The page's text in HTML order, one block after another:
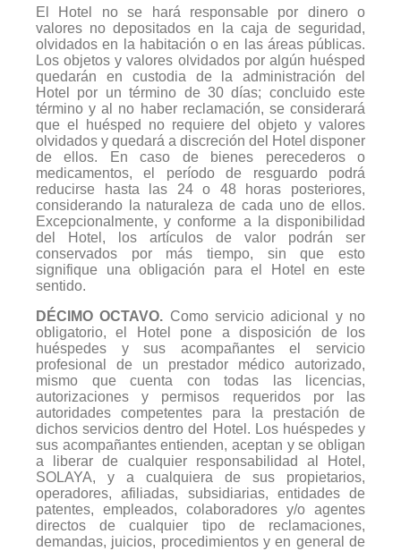
El Hotel no se hará responsable por dinero o
valores no depositados en la caja de seguridad,
olvidados en la habitación o en las áreas públicas.
Los objetos y valores olvidados por algún huésped
quedarán en custodia de la administración del
Hotel por un término de 30 días; concluido este
término y al no haber reclamación, se considerará
que el huésped no requiere del objeto y valores
olvidados y quedará a discreción del Hotel disponer
de ellos. En caso de bienes perecederos o
medicamentos, el período de resguardo podrá
reducirse hasta las 24 o 48 horas posteriores,
considerando la naturaleza de cada uno de ellos.
Excepcionalmente, y conforme a la disponibilidad
del Hotel, los artículos de valor podrán ser
conservados por más tiempo, sin que esto
signifique una obligación para el Hotel en este
sentido.
DÉCIMO OCTAVO. Como servicio adicional y no
obligatorio, el Hotel pone a disposición de los
huéspedes y sus acompañantes el servicio
profesional de un prestador médico autorizado,
mismo que cuenta con todas las licencias,
autorizaciones y permisos requeridos por las
autoridades competentes para la prestación de
dichos servicios dentro del Hotel. Los huéspedes y
sus acompañantes entienden, aceptan y se obligan
a liberar de cualquier responsabilidad al Hotel,
SOLAYA, y a cualquiera de sus propietarios,
operadores, afiliadas, subsidiarias, entidades de
patentes, empleados, colaboradores y/o agentes
directos de cualquier tipo de reclamaciones,
demandas, juicios, procedimientos y en general de